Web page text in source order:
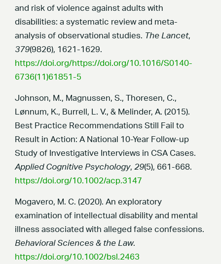
and risk of violence against adults with
disabilities: a systematic review and meta-
analysis of observational studies. The Lancet,
379(9826), 1621-1629.
https://doi.org/https://doi.org/10.1016/S0140-
6736(11)61851-5
Johnson, M., Magnussen, S., Thoresen, C.,
Lønnum, K., Burrell, L. V., & Melinder, A. (2015).
Best Practice Recommendations Still Fail to
Result in Action: A National 10-Year Follow-up
Study of Investigative Interviews in CSA Cases.
Applied Cognitive Psychology, 29(5), 661-668.
https://doi.org/10.1002/acp.3147
Mogavero, M. C. (2020). An exploratory
examination of intellectual disability and mental
illness associated with alleged false confessions.
Behavioral Sciences & the Law.
https://doi.org/10.1002/bsl.2463